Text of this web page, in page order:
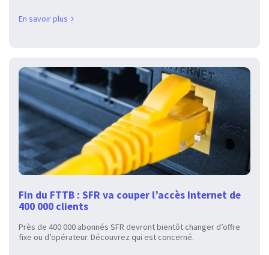
En savoir plus
Fin du FTTB : SFR va couper l’accès Internet de
400 000 clients
Près de 400 000 abonnés SFR devront bientôt changer d’offre
fixe ou d’opérateur. Découvrez qui est concerné.